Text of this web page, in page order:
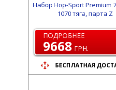
Набор Hop-Sport Premium
1070 тяга, парта Z
ПОДРОБНЕЕ
9668 ГРН.
БЕСПЛАТНАЯ